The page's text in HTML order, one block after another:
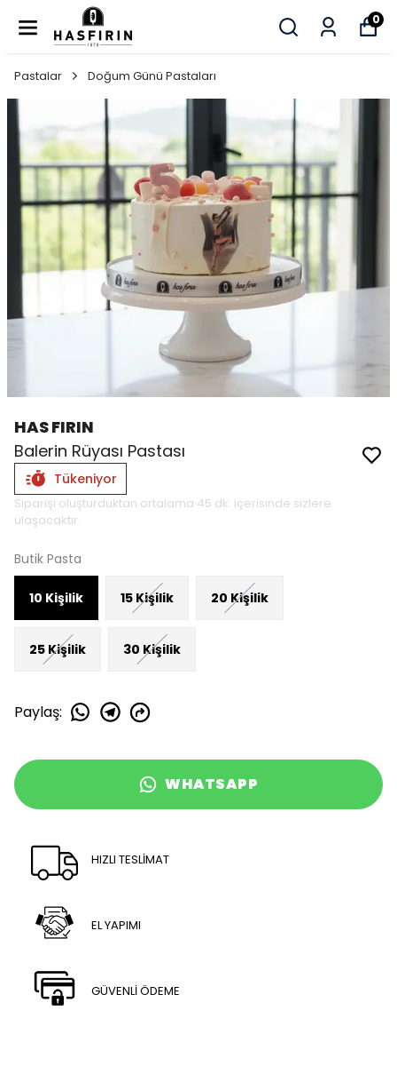
0
Pastalar Doğum Günü Pastaları
HAS FIRIN
Balerin Rüyası Pastası
Tükeniyor
Siparişi oluşturduktan ortalama 45 dk. içerisinde sizlere
ulaşacaktır.
Butik Pasta
10 Kişilik 15 Kişilik 20 Kişilik
25 Kişilik 30 Kişilik
Paylaş:
WHATSAPP
HIZLI TESLİMAT
EL YAPIMI
GÜVENLİ ÖDEME